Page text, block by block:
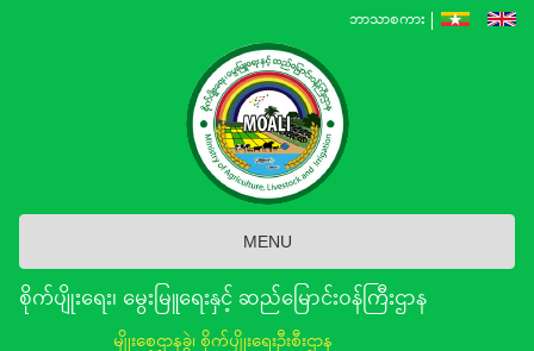
ဘာသာစကား
MENU
စိုက်ပျိုးရေး၊ မွေးမြူရေးနှင့် ဆည်မြောင်း၀န်ကြီးဌာန
မျိုးစေ့ဌာနခွဲ၊ စိုက်ပျိုးရေးဦးစီးဌာန